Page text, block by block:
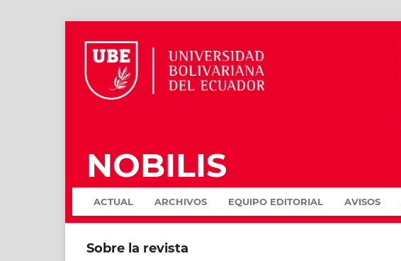
NOBILIS
ACTUAL ARCHIVOS EQUIPO EDITORIAL AVISOS
Sobre la revista